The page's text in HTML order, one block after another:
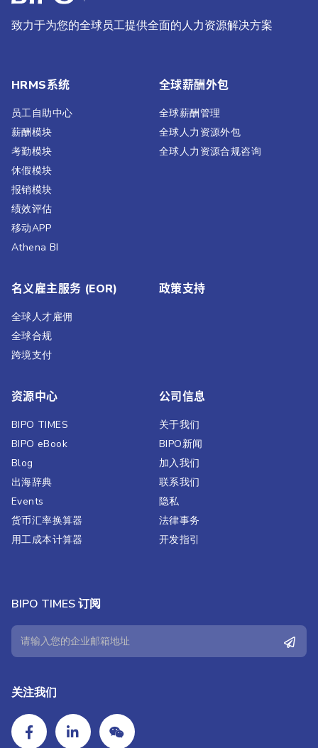
致力于为您的全球员工提供全面的人力资源解决方案
HRMS系统
员工自助中心
薪酬模块
考勤模块
休假模块
报销模块
绩效评估​
移动APP
Athena BI
全球薪酬外包
全球薪酬管理
全球人力资源外包
全球人力资源合规咨询
名义雇主服务 (EOR)
全球人才雇佣
全球合规
跨境支付
政策支持
资源中心
BIPO TIMES
BIPO eBook
Blog
出海辞典
Events
货币汇率换算器
用工成本计算器
公司信息
关于我们
BIPO新闻​
加入我们
联系我们
隐私
法律事务
开发指引
BIPO TIMES 订阅
关注我们